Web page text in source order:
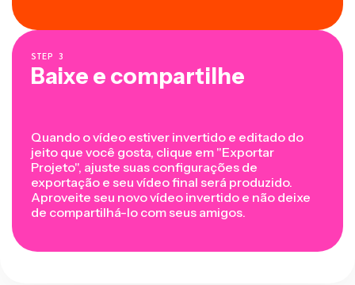
STEP 3
Baixe e compartilhe
Quando o vídeo estiver invertido e editado do
jeito que você gosta, clique em "Exportar
Projeto", ajuste suas configurações de
exportação e seu vídeo final será produzido.
Aproveite seu novo vídeo invertido e não deixe
de compartilhá-lo com seus amigos.